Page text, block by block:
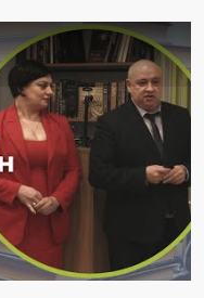
– библиотека,